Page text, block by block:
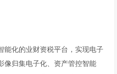
能化的业财资税平台，实现电子
像归集电子化、资产管控智能